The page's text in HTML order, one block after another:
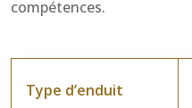
compétences.
Type d’enduit